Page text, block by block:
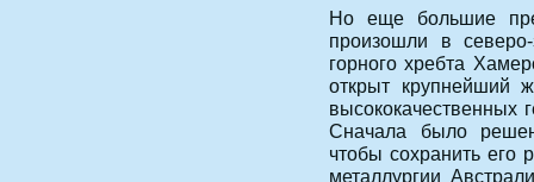
Но еще большие
произошли в
горного хребта
открыт крупнейший
высококачественных
Сначала было
чтобы сохранить его
металлургии